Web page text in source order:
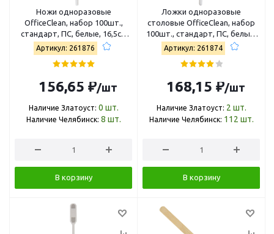
Ножи одноразовые
OfficeClean, набор 100шт.,
стандарт, ПС, белые, 16,5см
261876/И
Артикул: 261876
156,65 ₽/шт
Наличие Златоуст: 0 шт.
Наличие Челябинск: 8 шт.
В корзину
Ложки одноразовые
столовые OfficeClean, набор
100шт., стандарт, ПС, белые,
16,5см 261874/И
Артикул: 261874
168,15 ₽/шт
Наличие Златоуст: 2 шт.
Наличие Челябинск: 112 шт.
В корзину